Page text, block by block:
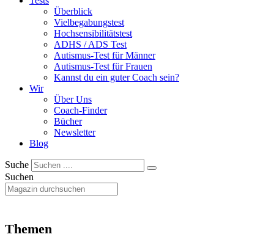
Überblick
Vielbegabungstest
Hochsensibilitätstest
ADHS / ADS Test
Autismus-Test für Männer
Autismus-Test für Frauen
Kannst du ein guter Coach sein?
Wir
Über Uns
Coach-Finder
Bücher
Newsletter
Blog
Suche
Suchen
Themen